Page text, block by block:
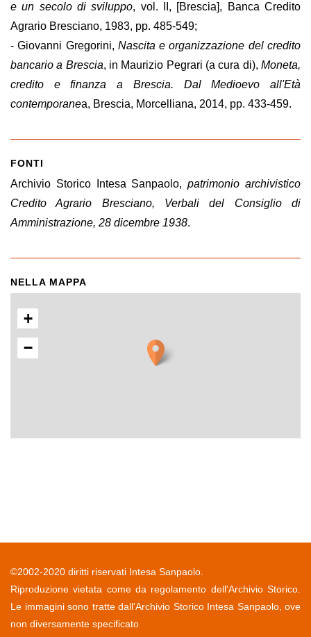
e un secolo di sviluppo, vol. II, [Brescia], Banca Credito
Agrario Bresciano, 1983, pp. 485-549;
- Giovanni Gregorini, Nascita e organizzazione del credito
bancario a Brescia, in Maurizio Pegrari (a cura di),Moneta,
credito e finanza a Brescia. Dal Medioevo all'Età
contemporanea, Brescia, Morcelliana, 2014, pp. 433-459.
FONTI
Archivio Storico Intesa Sanpaolo,patrimonio archivistico
Credito Agrario Bresciano, Verbali del Consiglio di
Amministrazione, 28 dicembre 1938.
NELLA MAPPA
+
−
©2002-2020 diritti riservati Intesa Sanpaolo.
Riproduzione vietata come da regolamento dell'Archivio Storico.
Le immagini sono tratte dall'Archivio Storico Intesa Sanpaolo, ove
non diversamente specificato